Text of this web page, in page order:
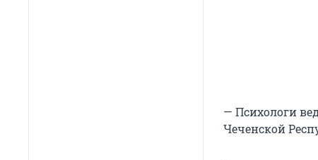
— Психологи
Чеченской